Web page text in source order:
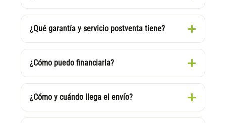
¿Qué garantía y servicio postventa tiene?
¿Cómo puedo financiarla?
¿Cómo y cuándo llega el envío?